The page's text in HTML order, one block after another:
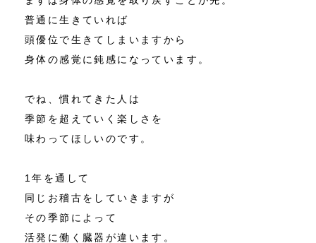
普通に生きていれば
頭優位で生きてしまいますから
身体の感覚に鈍感になっています。
でね、慣れてきた人は
季節を超えていく楽しさを
味わってほしいのです。
1年を通して
同じお稽古をしていきますが
その季節によって
活発に働く臓器が違います。